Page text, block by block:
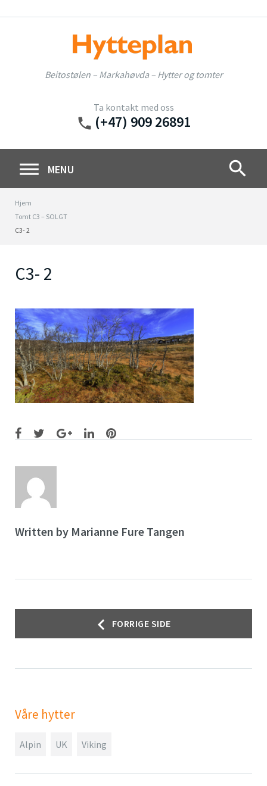
to
Beitostølen – Markahøvda – Hytter og tomter
Ta kontakt med oss
phone (+47) 909 26891
MENU search
Hjem
Tomt C3 – SOLGT
C3- 2
C3- 2
Facebook
TwitterGoogle+
LinkedInPinterest
Written by Marianne Fure Tangen
Innleggsnavigasjon
FORRIGE SIDE
Våre hytter
Alpin UK Viking